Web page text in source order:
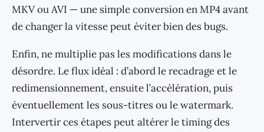
MKV ou AVI — une simple conversion en MP4 avant
de changer la vitesse peut éviter bien des bugs.
Enfin, ne multiplie pas les modifications dans le
désordre. Le flux idéal : d’abord le recadrage et le
redimensionnement, ensuite l’accélération, puis
éventuellement les sous-titres ou le watermark.
Intervertir ces étapes peut altérer le timing des